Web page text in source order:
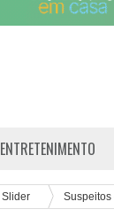
ENTRETENIMENTO
Slider
Suspeitos